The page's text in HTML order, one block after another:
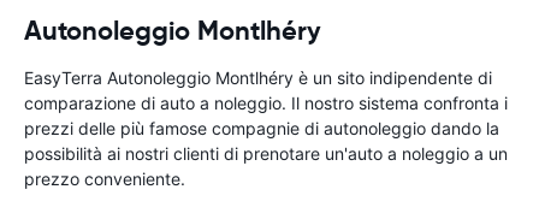
Autonoleggio Montlhéry
EasyTerra Autonoleggio Montlhéry è un sito indipendente di
comparazione di auto a noleggio. Il nostro sistema confronta i
prezzi delle più famose compagnie di autonoleggio dando la
possibilità ai nostri clienti di prenotare un'auto a noleggio a un
prezzo conveniente.